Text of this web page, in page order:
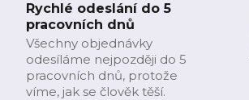
Rychlé odeslání do 5
pracovních dnů
Všechny objednávky
odesíláme nejpozději do 5
pracovních dnů, protože
víme, jak se člověk těší.